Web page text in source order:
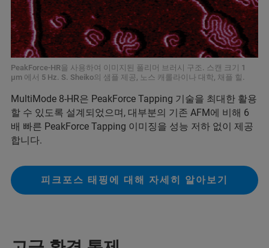
PeakForce-HR을 사용하여 이미지된 폴리머 브러시 구조. 스캔 크기 1
μm 에서 5 Hz. S. Sheiko의 샘플 제공, 노스 캐롤라이나 대학, 채플 힐.
MultiMode 8-HR은 PeakForce Tapping 기술을 최대한 활용
할 수 있도록 설계되었으며, 대부분의 기존 AFM에 비해 6
배 빠른 PeakForce Tapping 이미징을 성능 저하 없이 제공
합니다.
피크포스 태핑에 대해 자세히 알아보기